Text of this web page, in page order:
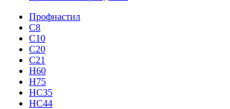
Профнастил
С8
С10
С20
С21
H60
H75
HС35
НС44